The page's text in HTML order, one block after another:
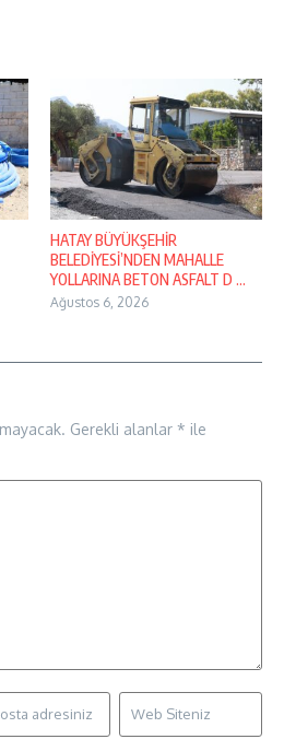
HATAY BÜYÜKŞEHİR
BELEDİYESİ’NDEN MAHALLE
YOLLARINA BETON ASFALT D ...
Ağustos 6, 2026
Gerekli alanlar * ile